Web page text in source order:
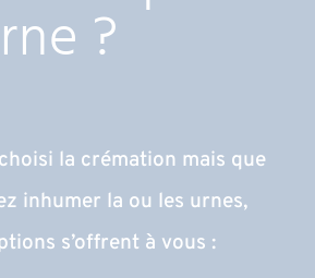
?
la crémation mais que
inhumer la ou les urnes,
s’offrent à vous :